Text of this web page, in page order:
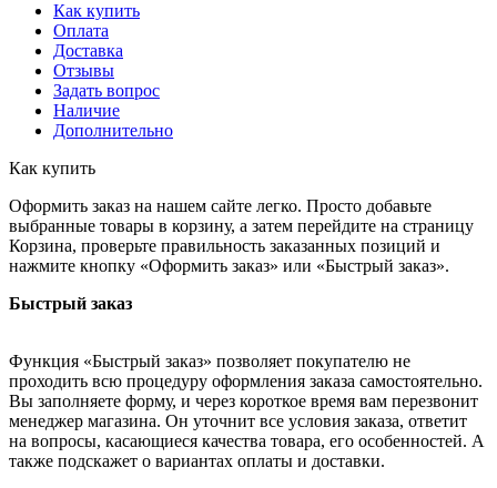
Как купить
Оплата
Доставка
Отзывы
Задать вопрос
Наличие
Дополнительно
Как купить
Оформить заказ на нашем сайте легко. Просто добавьте
выбранные товары в корзину, а затем перейдите на страницу
Корзина, проверьте правильность заказанных позиций и
нажмите кнопку «Оформить заказ» или «Быстрый заказ».
Быстрый заказ
Функция «Быстрый заказ» позволяет покупателю не
проходить всю процедуру оформления заказа самостоятельно.
Вы заполняете форму, и через короткое время вам перезвонит
менеджер магазина. Он уточнит все условия заказа, ответит
на вопросы, касающиеся качества товара, его особенностей. А
также подскажет о вариантах оплаты и доставки.